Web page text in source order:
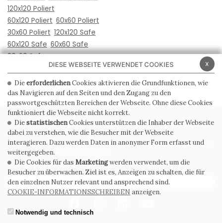
120x120 Poliert
60x120 Poliert 60x60 Poliert
30x60 Poliert 120x120 Safe
60x120 Safe 60x60 Safe
30x60 Safe
PRIVACY POLICY COOKIE POLICY
ALLGEMEINE
VERKAUFSBEDINGUNGEN
WHISTLEBLOWING
ABONNIEREN SIE DEN NEWSLETTER
x
DIESE WEBSEITE VERWENDET COOKIES
DieerforderlichenCookies aktivieren die Grundfunktionen, wie
das Navigieren auf den Seiten und den Zugang zu den
passwortgeschützten Bereichen der Webseite. Ohne diese Cookies
funktioniert die Webseite nicht korrekt.
DiestatistischenCookies unterstützen die Inhaber der Webseite
dabei zu verstehen, wie die Besucher mit der Webseite
interagieren. Dazu werden Daten in anonymer Form erfasst und
weitergegeben.
Die Cookies für das Marketingwerden verwendet, um die
Besucher zu überwachen. Ziel ist es, Anzeigen zu schalten, die für
den einzelnen Nutzer relevant und ansprechend sind.
COOKIE-INFORMATIONSSCHREIBEN anzeigen.
Notwendig und technisch